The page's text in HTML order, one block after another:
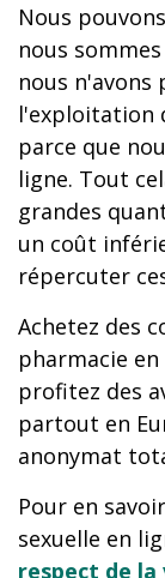
Nous
nous
nous n'avons
l'exploitation
parce que
ligne. Tout
grandes
un coût
répercuter
Achetez des
pharmacie
profitez des
partout en
anonymat
Pour en
sexuelle en
respect de la